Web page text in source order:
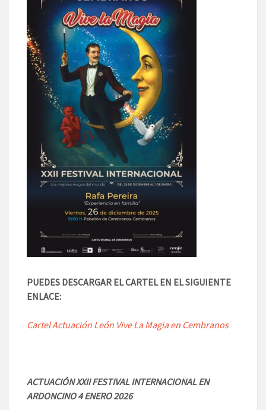
PUEDES DESCARGAR EL CARTEL EN EL SIGUIENTE
ENLACE:
Cartel Actuación León Vive La Magia en Cembranos
ACTUACIÓN XXII FESTIVAL INTERNACIONAL EN
ARDONCINO 4 ENERO 2026